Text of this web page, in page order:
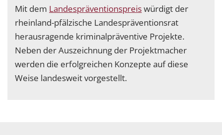
Mit dem Landespräventionspreiswürdigt der
rheinland-pfälzische Landespräventionsrat
herausragende kriminalpräventive Projekte.
Neben der Auszeichnung der Projektmacher
werden die erfolgreichen Konzepte auf diese
Weise landesweit vorgestellt.